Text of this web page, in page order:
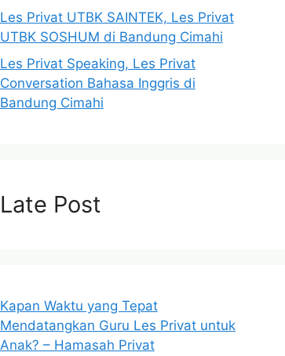
Les Privat UTBK SAINTEK, Les Privat
UTBK SOSHUM di Bandung Cimahi
Les Privat Speaking, Les Privat
Conversation Bahasa Inggris di
Bandung Cimahi
Late Post
Kapan Waktu yang Tepat
Mendatangkan Guru Les Privat untuk
Anak? – Hamasah Privat